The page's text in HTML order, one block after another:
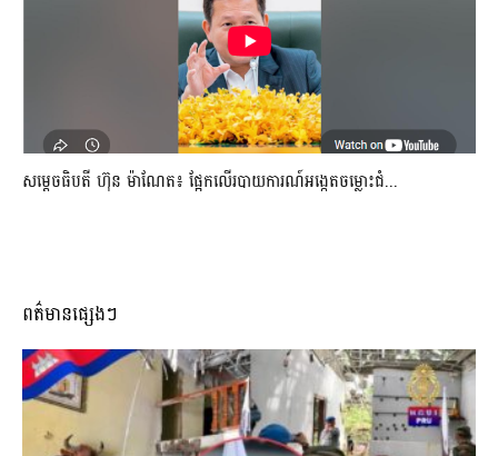
សម្តេចធិបតី ហ៊ុន ម៉ាណែត៖ ផ្អែកលើរបាយការណ៍អង្កេតចម្លោះជំ...
ពត៌មានផ្សេងៗ